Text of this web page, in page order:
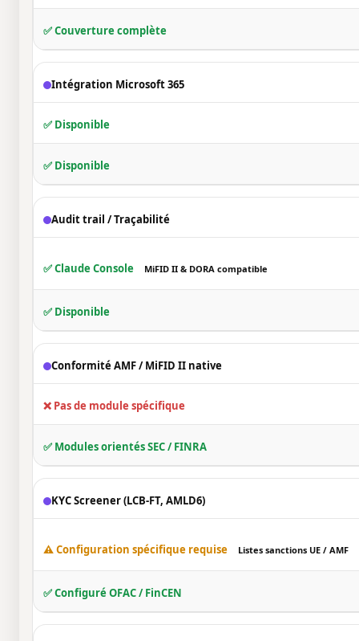
✅ Couverture complète
Intégration Microsoft 365
✅ Disponible
✅ Disponible
Audit trail / Traçabilité
✅ Claude Console MiFID II & DORA compatible
✅ Disponible
Conformité AMF / MiFID II native
❌ Pas de module spécifique
✅ Modules orientés SEC / FINRA
KYC Screener (LCB-FT, AMLD6)
⚠️ Configuration spécifique requise Listes sanctions UE / AMF
✅ Configuré OFAC / FinCEN